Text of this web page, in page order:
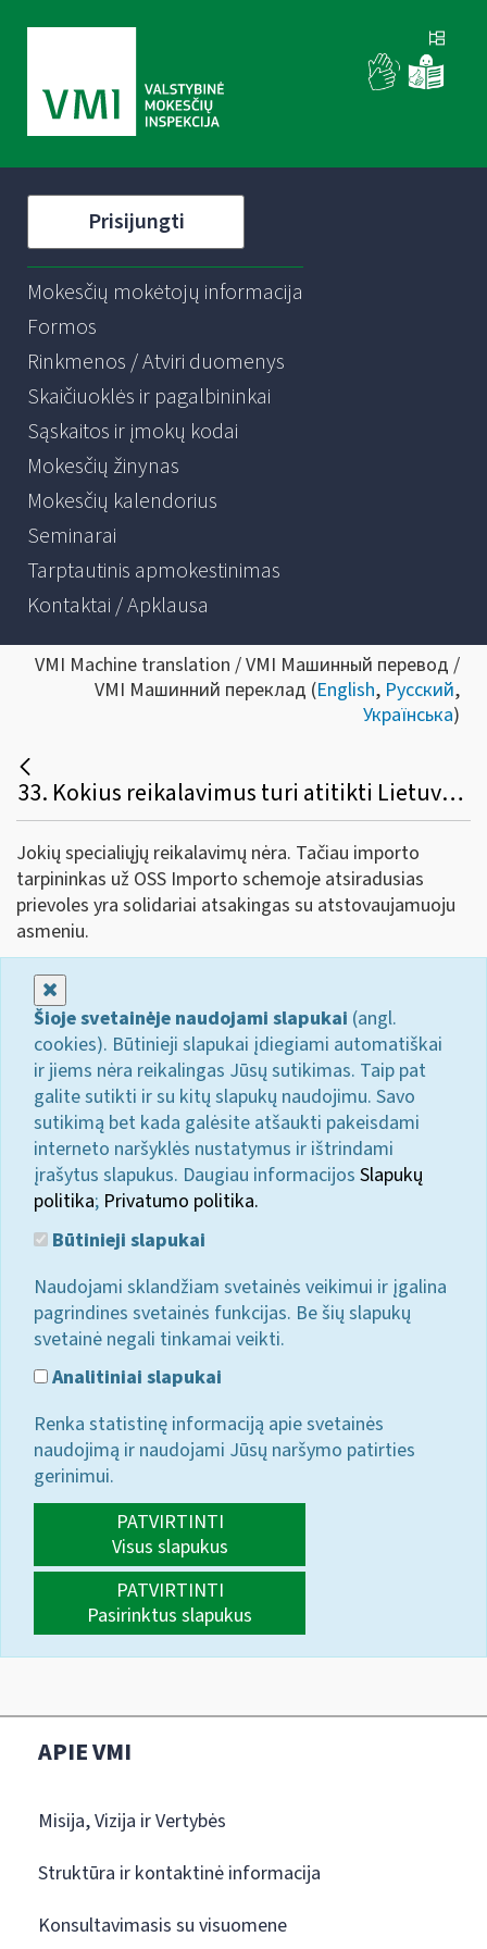
Prisijungti
Mokesčių mokėtojų informacija
Formos
Rinkmenos / Atviri duomenys
Skaičiuoklės ir pagalbininkai
Sąskaitos ir įmokų kodai
Mokesčių žinynas
Mokesčių kalendorius
Seminarai
Tarptautinis apmokestinimas
Kontaktai / Apklausa
VMI Machine translation / VMI Машинный перевод /
VMI Машинний переклад (English, Русский,
Українська)
33. Kokius reikalavimus turi atitikti Lietuvos įmonė, norinti įsiregistruoti OSS importo tarpininke?
Jokių specialiųjų reikalavimų nėra. Tačiau importo
tarpininkas už OSS Importo schemoje atsiradusias
prievoles yra solidariai atsakingas su atstovaujamuoju
asmeniu.
Šioje svetainėje naudojami slapukai (angl.
cookies). Būtinieji slapukai įdiegiami automatiškai
ir jiems nėra reikalingas Jūsų sutikimas. Taip pat
galite sutikti ir su kitų slapukų naudojimu. Savo
sutikimą bet kada galėsite atšaukti pakeisdami
interneto naršyklės nustatymus ir ištrindami
įrašytus slapukus. Daugiau informacijos Slapukų
politika; Privatumo politika.
Būtinieji slapukai
Naudojami sklandžiam svetainės veikimui ir įgalina
pagrindines svetainės funkcijas. Be šių slapukų
svetainė negali tinkamai veikti.
Analitiniai slapukai
Renka statistinę informaciją apie svetainės
naudojimą ir naudojami Jūsų naršymo patirties
gerinimui.
PATVIRTINTI
Visus slapukus
PATVIRTINTI
Pasirinktus slapukus
APIE VMI
Misija, Vizija ir Vertybės
Struktūra ir kontaktinė informacija
Konsultavimasis su visuomene